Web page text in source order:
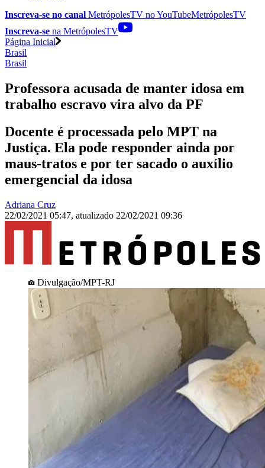
Inscreva-se no canal MetrópolesTV noYouTubeMetrópolesTV
Inscreva-se na MetrópolesTV
Página Inicial
Brasil
Brasil
Professora acusada de manter idosa em
trabalho escravo vira alvo da PF
Docente é processada pelo MPT na
Justiça. Ela pode responder ainda por
maus-tratos e por ter sacado o auxílio
emergencial da idosa
Adriana Cruz
22/02/2021 05:47, atualizado 22/02/2021 09:36
Divulgação/MPT-RJ